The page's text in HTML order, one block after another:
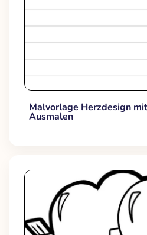
Malvorlage Herzdesign
Ausmalen